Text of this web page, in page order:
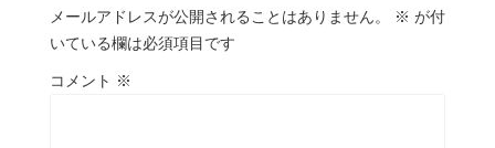
メールアドレスが公開されることはありません。 ※ が付
いている欄は必須項目です
コメント ※